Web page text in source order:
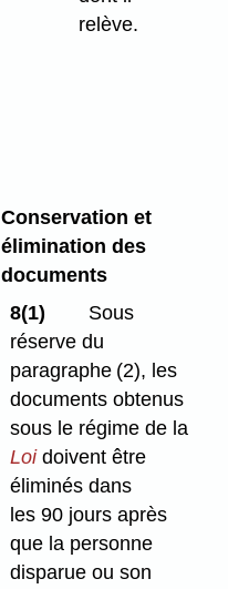
relève.
Conservation et
élimination des
documents
8(1)
Sous
réserve du
paragraphe (2), les
documents obtenus
sous le régime de la
Loidoivent être
éliminés dans
les 90 jours après
que la personne
disparue ou son